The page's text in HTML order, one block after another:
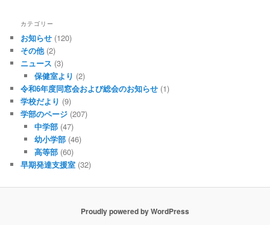
カテゴリー
お知らせ (120)
その他(2)
ニュース (3)
保健室より (2)
令和6年度同窓会および総会のお知らせ (1)
学校だより (9)
学部のページ (207)
中学部(47)
幼小学部(46)
高等部(60)
早期発達支援室 (32)
Proudly powered by WordPress